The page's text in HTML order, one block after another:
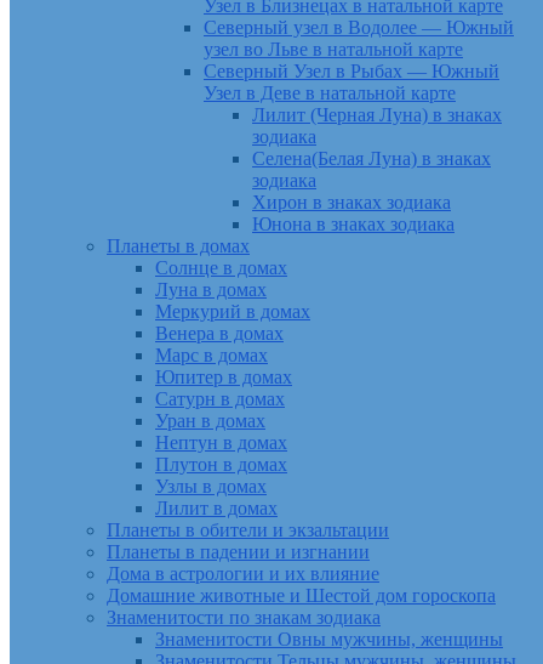
Узел в Близнецах в натальной карте
Северный узел в Водолее — Южный
узел во Льве в натальной карте
Северный Узел в Рыбах — Южный
Узел в Деве в натальной карте
Лилит (Черная Луна) в знаках
зодиака
Селена(Белая Луна) в знаках
зодиака
Хирон в знаках зодиака
Юнона в знаках зодиака
Планеты в домах
Солнце в домах
Луна в домах
Меркурий в домах
Венера в домах
Марс в домах
Юпитер в домах
Сатурн в домах
Уран в домах
Нептун в домах
Плутон в домах
Узлы в домах
Лилит в домах
Планеты в обители и экзальтации
Планеты в падении и изгнании
Дома в астрологии и их влияние
Домашние животные и Шестой дом гороскопа
Знаменитости по знакам зодиака
Знаменитости Овны мужчины, женщины